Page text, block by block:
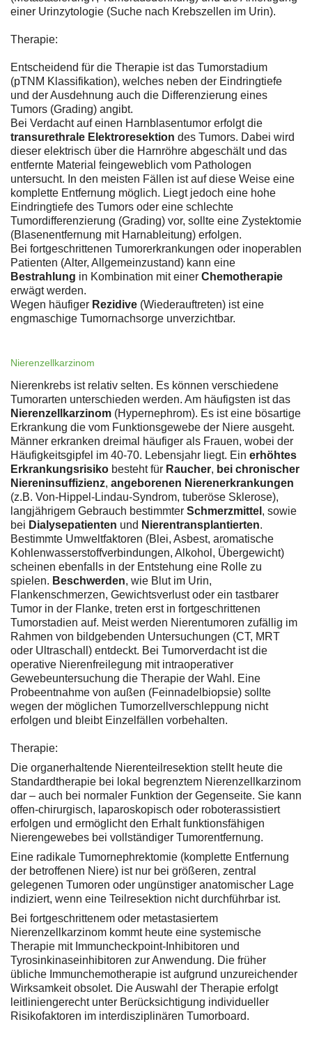
einer Urinzytologie (Suche nach Krebszellen im Urin).
Therapie:
Entscheidend für die Therapie ist das Tumorstadium
(pTNM Klassifikation), welches neben der Eindringtiefe
und der Ausdehnung auch die Differenzierung eines
Tumors (Grading) angibt.
Bei Verdacht auf einen Harnblasentumor erfolgt die
transurethrale Elektroresektion des Tumors. Dabei wird
dieser elektrisch über die Harnröhre abgeschält und das
entfernte Material feingeweblich vom Pathologen
untersucht. In den meisten Fällen ist auf diese Weise eine
komplette Entfernung möglich. Liegt jedoch eine hohe
Eindringtiefe des Tumors oder eine schlechte
Tumordifferenzierung (Grading) vor, sollte eine Zystektomie
(Blasenentfernung mit Harnableitung) erfolgen.
Bei fortgeschrittenen Tumorerkrankungen oder inoperablen
Patienten (Alter, Allgemeinzustand) kann eine
Bestrahlung in Kombination mit einer Chemotherapie
erwägt werden.
Wegen häufiger Rezidive (Wiederauftreten) ist eine
engmaschige Tumornachsorge unverzichtbar.
Nierenzellkarzinom
Nierenkrebs ist relativ selten. Es können verschiedene
Tumorarten unterschieden werden. Am häufigsten ist das
Nierenzellkarzinom (Hypernephrom). Es ist eine bösartige
Erkrankung die vom Funktionsgewebe der Niere ausgeht.
Männer erkranken dreimal häufiger als Frauen, wobei der
Häufigkeitsgipfel im 40-70. Lebensjahr liegt. Ein erhöhtes
Erkrankungsrisiko besteht für Raucher, bei chronischer
Niereninsuffizienz, angeborenen Nierenerkrankungen
(z.B. Von-Hippel-Lindau-Syndrom, tuberöse Sklerose),
langjährigem Gebrauch bestimmter Schmerzmittel , sowie
bei Dialysepatienten und Nierentransplantierten.
Bestimmte Umweltfaktoren (Blei, Asbest, aromatische
Kohlenwasserstoffverbindungen, Alkohol, Übergewicht)
scheinen ebenfalls in der Entstehung eine Rolle zu
spielen. Beschwerden, wie Blut im Urin,
Flankenschmerzen, Gewichtsverlust oder ein tastbarer
Tumor in der Flanke, treten erst in fortgeschrittenen
Tumorstadien auf. Meist werden Nierentumoren zufällig im
Rahmen von bildgebenden Untersuchungen (CT, MRT
oder Ultraschall) entdeckt. Bei Tumorverdacht ist die
operative Nierenfreilegung mit intraoperativer
Gewebeuntersuchung die Therapie der Wahl. Eine
Probeentnahme von außen (Feinnadelbiopsie) sollte
wegen der möglichen Tumorzellverschleppung nicht
erfolgen und bleibt Einzelfällen vorbehalten.
Therapie:
Die organerhaltende Nierenteilresektion stellt heute die
Standardtherapie bei lokal begrenztem Nierenzellkarzinom
dar – auch bei normaler Funktion der Gegenseite. Sie kann
offen-chirurgisch, laparoskopisch oder roboterassistiert
erfolgen und ermöglicht den Erhalt funktionsfähigen
Nierengewebes bei vollständiger Tumorentfernung.
Eine radikale Tumornephrektomie (komplette Entfernung
der betroffenen Niere) ist nur bei größeren, zentral
gelegenen Tumoren oder ungünstiger anatomischer Lage
indiziert, wenn eine Teilresektion nicht durchführbar ist.
Bei fortgeschrittenem oder metastasiertem
Nierenzellkarzinom kommt heute eine systemische
Therapie mit Immuncheckpoint-Inhibitoren und
Tyrosinkinaseinhibitoren zur Anwendung. Die früher
übliche Immunchemotherapie ist aufgrund unzureichender
Wirksamkeit obsolet. Die Auswahl der Therapie erfolgt
leitliniengerecht unter Berücksichtigung individueller
Risikofaktoren im interdisziplinären Tumorboard.